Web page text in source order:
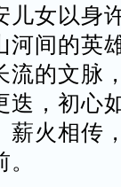
儿女以身
河间的英
流的文脉
迭，初心
薪火相传